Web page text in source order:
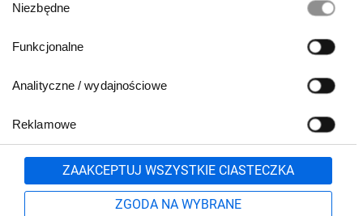
zgody
Niezbędne
Funkcjonalne
Analityczne / wydajnościowe
Reklamowe
ZAAKCEPTUJ WSZYSTKIE CIASTECZKA
ZGODA NA WYBRANE
801 500 700 lub
71 37 61 600
Formularz kontaktowy